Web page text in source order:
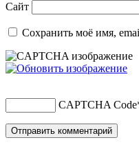
Сайт
Сохранить моё имя,
CAPTCHA Code